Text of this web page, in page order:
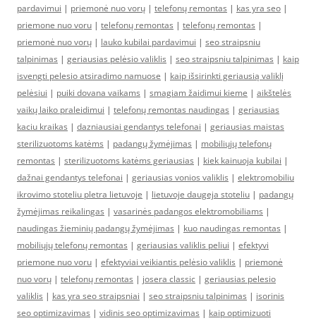
pardavimui | priemonė nuo vorų | telefonų remontas | kas yra seo |
priemone nuo voru | telefonų remontas | telefonų remontas |
priemonė nuo vorų | lauko kubilai pardavimui | seo straipsniu
talpinimas | geriausias pelėsio valiklis | seo straipsniu talpinimas | kaip
isvengti pelesio atsiradimo namuose | kaip išsirinkti geriausią valiklį
pelėsiui | puiki dovana vaikams | smagiam žaidimui kieme | aikštelės
vaikų laiko praleidimui | telefonų remontas naudingas | geriausias
kaciu kraikas | dazniausiai gendantys telefonai | geriausias maistas
sterilizuotoms katėms | padangų žymėjimas | mobiliųjų telefonų
remontas | sterilizuotoms katėms geriausias | kiek kainuoja kubilai |
dažnai gendantys telefonai | geriausias vonios valiklis | elektromobiliu
ikrovimo stoteliu pletra lietuvoje | lietuvoje daugeja stoteliu | padangų
žymėjimas reikalingas | vasarinės padangos elektromobiliams |
naudingas žieminių padangų žymėjimas | kuo naudingas remontas |
mobiliųjų telefonų remontas | geriausias valiklis peliui | efektyvi
priemone nuo voru | efektyviai veikiantis pelėsio valiklis | priemonė
nuo vorų | telefonų remontas | josera classic | geriausias pelesio
valiklis | kas yra seo straipsniai | seo straipsniu talpinimas | isorinis
seo optimizavimas | vidinis seo optimizavimas | kaip optimizuoti